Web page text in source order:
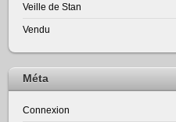
Veille de Stan
Vendu
Méta
Connexion